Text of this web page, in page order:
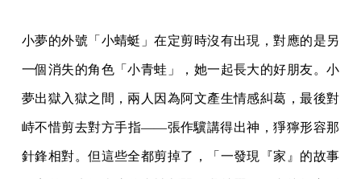
小夢的外號「小蜻蜓」在定剪時沒有出現，對應的是另
一個消失的角色「小青蛙」，她一起長大的好朋友。小
夢出獄入獄之間，兩人因為阿文產生情感糾葛，最後對
峙不惜剪去對方手指——張作驥講得出神，猙獰形容那
針鋒相對。但這些全都剪掉了，「一發現『家』的故事